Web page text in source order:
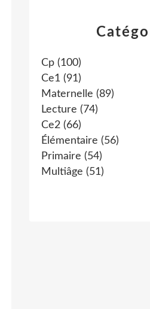
Cp (100)
Ce1 (91)
Maternelle (89)
Lecture (74)
Ce2 (66)
Élémentaire (56)
Primaire (54)
Multiâge (51)